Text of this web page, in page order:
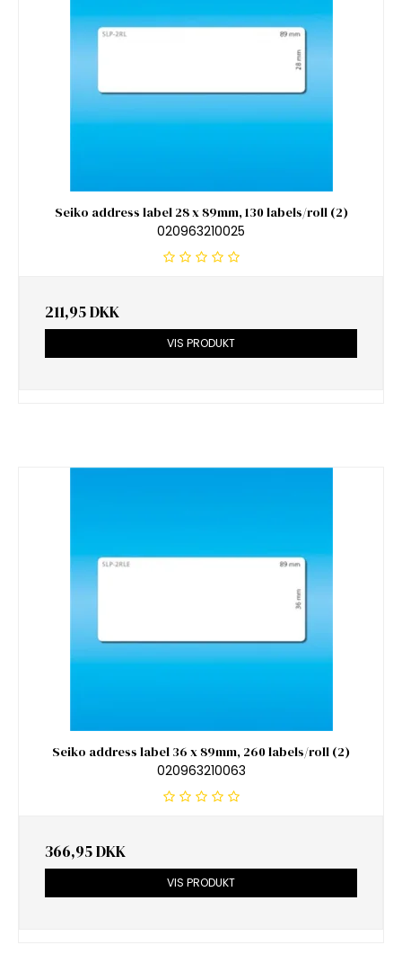
Seiko address label 28 x 89mm, 130 labels/roll (2)
020963210025
211,95 DKK
VIS PRODUKT
Seiko address label 36 x 89mm, 260 labels/roll (2)
020963210063
366,95 DKK
VIS PRODUKT